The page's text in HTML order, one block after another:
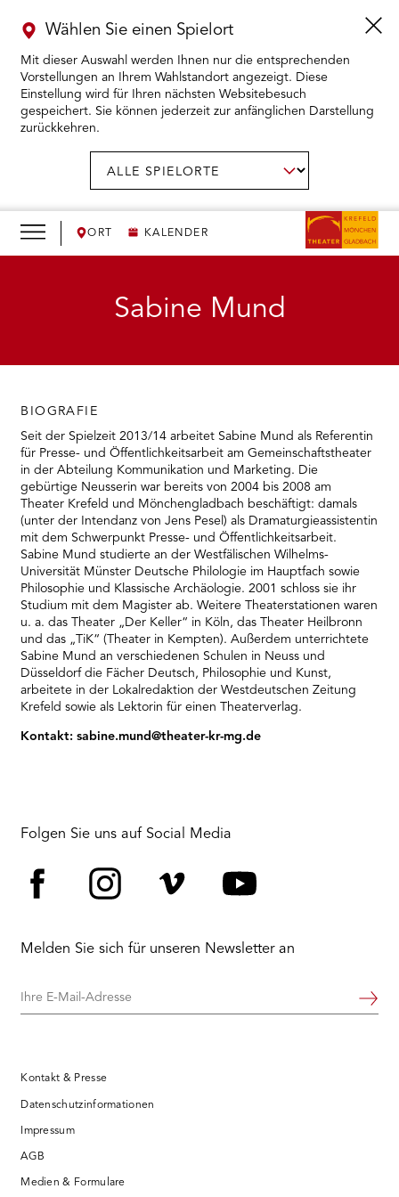
ORT KALENDER
Wählen Sie einen Spielort
Mit dieser Auswahl werden Ihnen nur die entsprechenden
Vorstellungen an Ihrem Wahlstandort angezeigt. Diese
Einstellung wird für Ihren nächsten Websitebesuch
gespeichert. Sie können jederzeit zur anfänglichen Darstellung
zurückkehren.
KARTENKAUF ÖFFNEN
WIR ÖFFNEN
THEATERPÄDAGOGIK ÖFFNEN
Sabine Mund
BIOGRAFIE
Seit der Spielzeit 2013/14 arbeitet Sabine Mund als Referentin
für Presse- und Öffentlichkeitsarbeit am Gemeinschaftstheater
in der Abteilung Kommunikation und Marketing. Die
gebürtige Neusserin war bereits von 2004 bis 2008 am
Theater Krefeld und Mönchengladbach beschäftigt: damals
(unter der Intendanz von Jens Pesel) als Dramaturgieassistentin
mit dem Schwerpunkt Presse- und Öffentlichkeitsarbeit.
Sabine Mund studierte an der Westfälischen Wilhelms-
Universität Münster Deutsche Philologie im Hauptfach sowie
Philosophie und Klassische Archäologie. 2001 schloss sie ihr
Studium mit dem Magister ab. Weitere Theaterstationen waren
u. a. das Theater „Der Keller“ in Köln, das Theater Heilbronn
und das „TiK“ (Theater in Kempten). Außerdem unterrichtete
Sabine Mund an verschiedenen Schulen in Neuss und
Düsseldorf die Fächer Deutsch, Philosophie und Kunst,
arbeitete in der Lokalredaktion der Westdeutschen Zeitung
Krefeld sowie als Lektorin für einen Theaterverlag.
Kontakt: sabine.mund@theater-kr-mg.de
Folgen Sie uns auf Social Media
Melden Sie sich für unseren Newsletter an
Ihre
Weiter
Kontakt & Presse
Datenschutzinformationen
Impressum
AGB
Medien & Formulare